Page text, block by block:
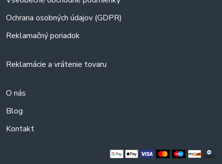
Ochrana osobných údajov (GDPR)
Reklamačný poriadok
Reklamácie a vrátenie tovaru
O nás
Blog
Kontakt